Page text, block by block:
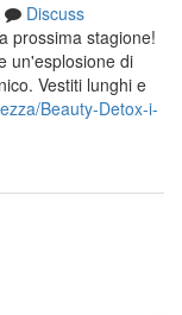
Discuss
prossima stagione!
un'esplosione di
Vestiti lunghi e
Beauty-Detox-i-